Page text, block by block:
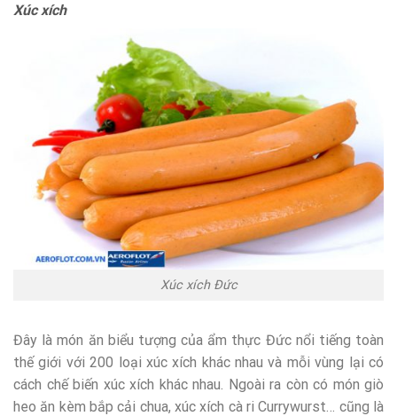
Xúc xích
Xúc xích Đức
Đây là món ăn biểu tượng của ẩm thực Đức nổi tiếng toàn
thế giới với 200 loại xúc xích khác nhau và mỗi vùng lại có
cách chế biến xúc xích khác nhau. Ngoài ra còn có món giò
heo ăn kèm bắp cải chua, xúc xích cà ri Currywurst… cũng là